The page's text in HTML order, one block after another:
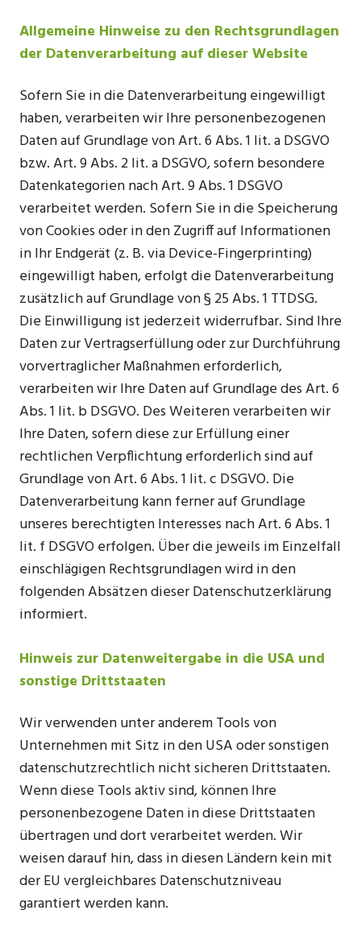
Allgemeine Hinweise zu den Rechtsgrundlagen
der Datenverarbeitung auf dieser Website
Sofern Sie in die Datenverarbeitung eingewilligt
haben, verarbeiten wir Ihre personenbezogenen
Daten auf Grundlage von Art. 6 Abs. 1 lit. a DSGVO
bzw. Art. 9 Abs. 2 lit. a DSGVO, sofern besondere
Datenkategorien nach Art. 9 Abs. 1 DSGVO
verarbeitet werden. Sofern Sie in die Speicherung
von Cookies oder in den Zugriff auf Informationen
in Ihr Endgerät (z. B. via Device-Fingerprinting)
eingewilligt haben, erfolgt die Datenverarbeitung
zusätzlich auf Grundlage von § 25 Abs. 1 TTDSG.
Die Einwilligung ist jederzeit widerrufbar. Sind Ihre
Daten zur Vertragserfüllung oder zur Durchführung
vorvertraglicher Maßnahmen erforderlich,
verarbeiten wir Ihre Daten auf Grundlage des Art. 6
Abs. 1 lit. b DSGVO. Des Weiteren verarbeiten wir
Ihre Daten, sofern diese zur Erfüllung einer
rechtlichen Verpflichtung erforderlich sind auf
Grundlage von Art. 6 Abs. 1 lit. c DSGVO. Die
Datenverarbeitung kann ferner auf Grundlage
unseres berechtigten Interesses nach Art. 6 Abs. 1
lit. f DSGVO erfolgen. Über die jeweils im Einzelfall
einschlägigen Rechtsgrundlagen wird in den
folgenden Absätzen dieser Datenschutzerklärung
informiert.
Hinweis zur Datenweitergabe in die USA und
sonstige Drittstaaten
Wir verwenden unter anderem Tools von
Unternehmen mit Sitz in den USA oder sonstigen
datenschutzrechtlich nicht sicheren Drittstaaten.
Wenn diese Tools aktiv sind, können Ihre
personenbezogene Daten in diese Drittstaaten
übertragen und dort verarbeitet werden. Wir
weisen darauf hin, dass in diesen Ländern kein mit
der EU vergleichbares Datenschutzniveau
garantiert werden kann.